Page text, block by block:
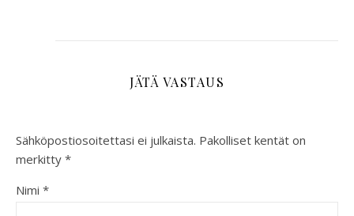
JÄTÄ VASTAUS
Sähköpostiosoitettasi ei julkaista. Pakolliset kentät on
merkitty *
Nimi *